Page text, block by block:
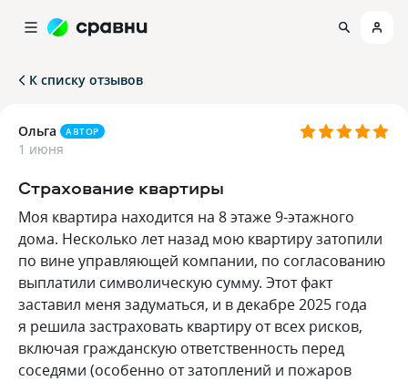
К списку отзывов
Ольга АВТОР
1 июня
Страхование квартиры
Моя квартира находится на 8 этаже 9-этажного
дома. Несколько лет назад мою квартиру затопили
по вине управляющей компании, по согласованию
выплатили символическую сумму. Этот факт
заставил меня задуматься, и в декабре 2025 года
я решила застраховать квартиру от всех рисков,
включая гражданскую ответственность перед
соседями (особенно от затоплений и пожаров